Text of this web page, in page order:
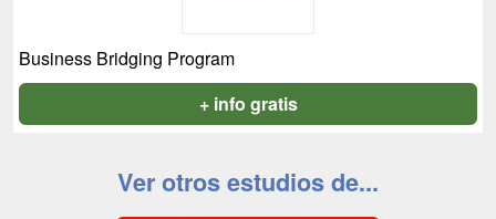
Business Bridging Program
+ info gratis
Ver otros estudios de...